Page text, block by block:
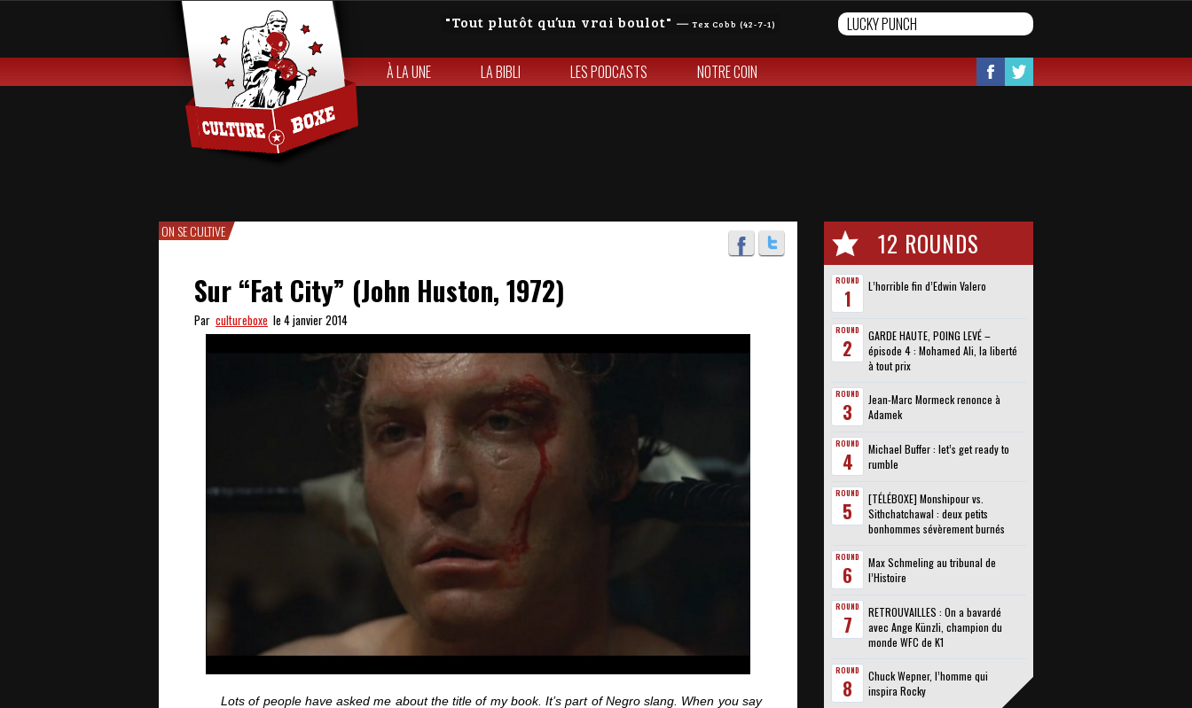
Tout plutôt qu’un vrai boulot — Tex Cobb (42-7-1)
À LA UNE LA BIBLI LES PODCASTS NOTRE COIN
12 ROUNDS
ROUND
1 L’horrible fin d’Edwin Valero
ROUND
2
GARDE HAUTE, POING LEVÉ –
épisode 4 : Mohamed Ali, la liberté
à tout prix
ROUND
3
Jean-Marc Mormeck renonce à
Adamek
ROUND
4
Michael Buffer : let’s get ready to
rumble
ROUND
5
[TÉLÉBOXE] Monshipour vs.
Sithchatchawal : deux petits
bonhommes sévèrement burnés
ROUND
6
Max Schmeling au tribunal de
l’Histoire
ROUND
7
RETROUVAILLES : On a bavardé
avec Ange Künzli, champion du
monde WFC de K1
ROUND
8
Chuck Wepner, l’homme qui
inspira Rocky
ON SE CULTIVE
Sur “Fat City” (John Huston, 1972)
Par cultureboxe le 4 janvier 2014
Lots of people have asked me about the title of my book. It’s part of Negro slang. When you say